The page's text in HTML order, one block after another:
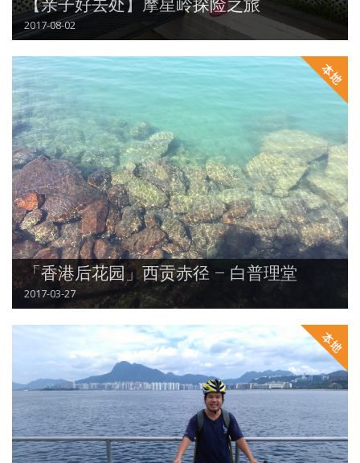
2017-08-02
「香港后花园」西贡赤径 – 白普理堂
2017-03-27